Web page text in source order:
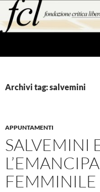
contenuto
Archivi tag: salvemini
APPUNTAMENTI
SALVEMINI
FEMMINILE